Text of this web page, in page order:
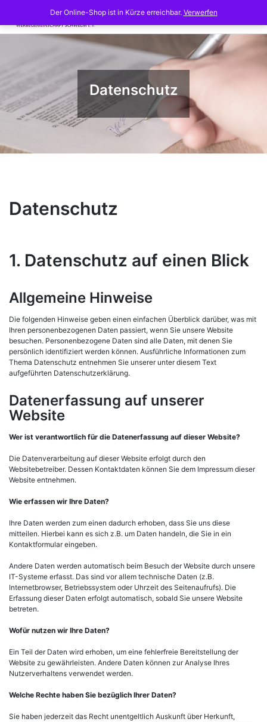
content
Datenschutz
Datenschutz
1. Datenschutz auf einen Blick
Allgemeine Hinweise
Die folgenden Hinweise geben einen einfachen Überblick darüber, was mit
Ihren personenbezogenen Daten passiert, wenn Sie unsere Website
besuchen. Personenbezogene Daten sind alle Daten, mit denen Sie
persönlich identifiziert werden können. Ausführliche Informationen zum
Thema Datenschutz entnehmen Sie unserer unter diesem Text
aufgeführten Datenschutzerklärung.
Datenerfassung auf unserer
Website
Wer ist verantwortlich für die Datenerfassung auf dieser Website?
Die Datenverarbeitung auf dieser Website erfolgt durch den
Websitebetreiber. Dessen Kontaktdaten können Sie dem Impressum dieser
Website entnehmen.
Wie erfassen wir Ihre Daten?
Ihre Daten werden zum einen dadurch erhoben, dass Sie uns diese
mitteilen. Hierbei kann es sich z.B. um Daten handeln, die Sie in ein
Kontaktformular eingeben.
Andere Daten werden automatisch beim Besuch der Website durch unsere
IT-Systeme erfasst. Das sind vor allem technische Daten (z.B.
Internetbrowser, Betriebssystem oder Uhrzeit des Seitenaufrufs). Die
Erfassung dieser Daten erfolgt automatisch, sobald Sie unsere Website
betreten.
Wofür nutzen wir Ihre Daten?
Ein Teil der Daten wird erhoben, um eine fehlerfreie Bereitstellung der
Website zu gewährleisten. Andere Daten können zur Analyse Ihres
Nutzerverhaltens verwendet werden.
Welche Rechte haben Sie bezüglich Ihrer Daten?
Sie haben jederzeit das Recht unentgeltlich Auskunft über Herkunft,
Der Online-Shop ist in Kürze erreichbar. Verwerfen